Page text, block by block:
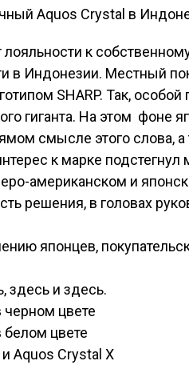
к
в Индонезии. Местный
SHARP. Так,
гиганта. На этом фоне
смысле этого слова, а
к марке подстегнул
американском и
решения, в головах
японцев,
здесь и здесь.